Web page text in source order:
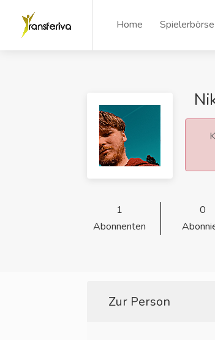
Home Spielerbörse
1
Abonnenten
0
Zur Person